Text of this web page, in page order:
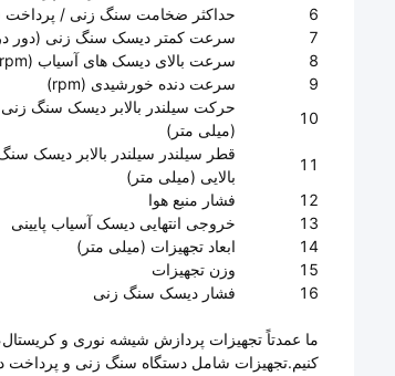
6
حداکثر ضخامت سنگ زنی / پرداخت
7
سرعت کمتر دیسک سنگ زنی (دور
8
سرعت بالای دیسک های آسیاب (rpm)
9
سرعت دنده خورشیدی (rpm)
10
حرکت سیلندر بالابر دیسک سنگ زنی
(میلی متر)
11
قطر سیلندر سیلندر بالابر دیسک
بالایی (میلی متر)
12
فشار منبع هوا
13
خروجی انتهایی دیسک آسیاب پایینی
14
ابعاد تجهیزات (میلی متر)
15
وزن تجهیزات
16
فشار دیسک سنگ زنی
ما عمدتاً تجهیزات پردازش شیشه نوری و
کنیم.تجهیزات شامل دستگاه سنگ زنی و پرداخت